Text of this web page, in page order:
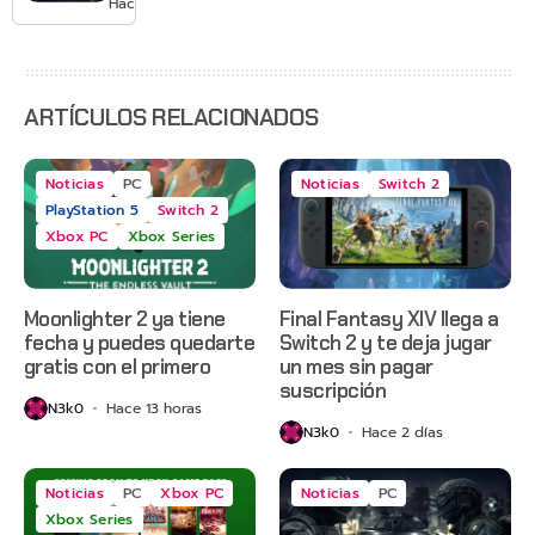
sus
ARTÍCULOS RELACIONADOS
Noticias
PC
PlayStation 5
Switch 2
Xbox PC
Xbox Series
Moonlighter 2 ya tiene
fecha y puedes quedarte
gratis con el primero
N3k0 Hace 13 horas
Noticias Switch 2
Final Fantasy XIV llega a
Switch 2 y te deja jugar
un mes sin pagar
suscripción
N3k0 Hace 2 días
Noticias PC
Xbox PC
Xbox Series
Noticias PC